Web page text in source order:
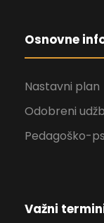
Osnovne
Nastavni plan
Odobreni
Pedagoško-
Važni